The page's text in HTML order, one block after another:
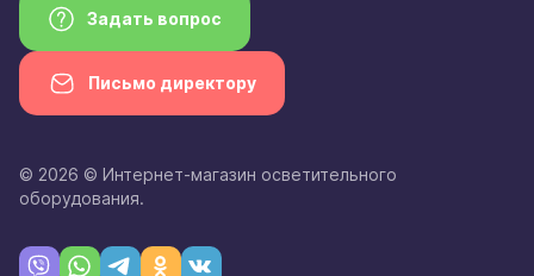
Задать вопрос
Письмо директору
© 2026 © Интернет-магазин осветительного
оборудования.